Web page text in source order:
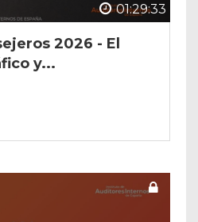
01:29:33
2026 - El
y...